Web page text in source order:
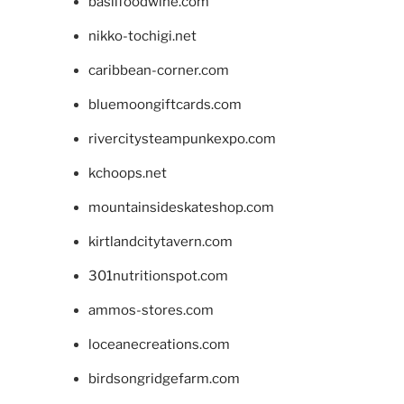
nikko-tochigi.net
caribbean-corner.com
bluemoongiftcards.com
rivercitysteampunkexpo.com
kchoops.net
mountainsideskateshop.com
kirtlandcitytavern.com
301nutritionspot.com
ammos-stores.com
loceanecreations.com
birdsongridgefarm.com